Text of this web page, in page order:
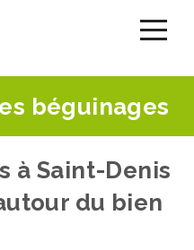
béguinages
à Saint-Denis
du bien